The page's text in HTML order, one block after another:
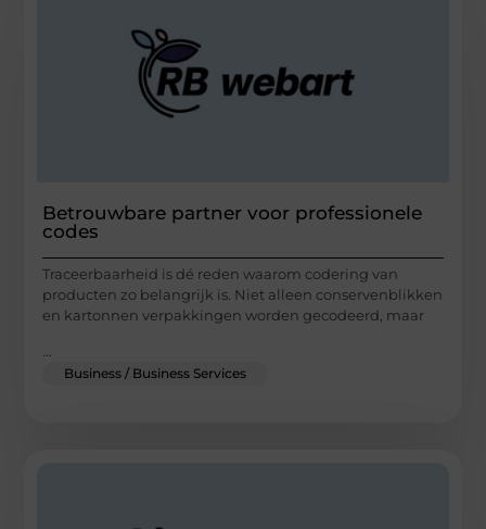
Betrouwbare partner voor professionele
codes
Traceerbaarheid is dé reden waarom codering van
producten zo belangrijk is. Niet alleen conservenblikken
en kartonnen verpakkingen worden gecodeerd, maar
...
Business / Business Services